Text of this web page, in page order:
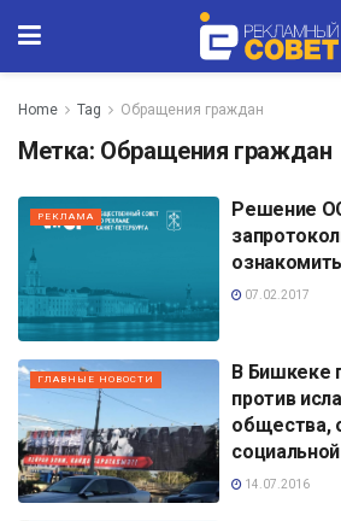
Home Tag Обращения граждан
Метка: Обращения граждан
РЕКЛАМА
Решение
07.02.2017
ГЛАВНЫЕ НОВОСТИ
В Бишкеке
против
общества,
14.07.2016